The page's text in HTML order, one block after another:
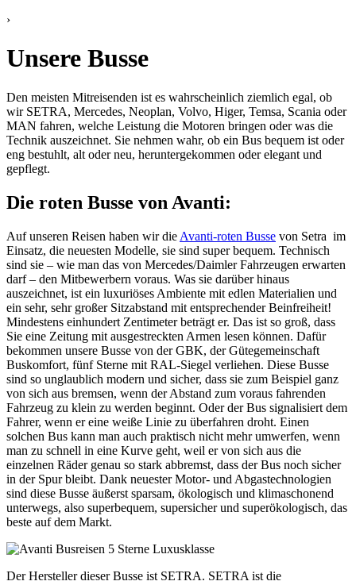
›
Unsere Busse
Den meisten Mitreisenden ist es wahrscheinlich ziemlich egal, ob
wir SETRA, Mercedes, Neoplan, Volvo, Higer, Temsa, Scania oder
MAN fahren, welche Leistung die Motoren bringen oder was die
Technik auszeichnet. Sie nehmen wahr, ob ein Bus bequem ist oder
eng bestuhlt, alt oder neu, heruntergekommen oder elegant und
gepflegt.
Die roten Busse von Avanti:
Auf unseren Reisen haben wir die Avanti-roten Busse von Setra im
Einsatz, die neuesten Modelle, sie sind super bequem. Technisch
sind sie – wie man das von Mercedes/Daimler Fahrzeugen erwarten
darf – den Mitbewerbern voraus. Was sie darüber hinaus
auszeichnet, ist ein luxuriöses Ambiente mit edlen Materialien und
ein sehr, sehr großer Sitzabstand mit entsprechender Beinfreiheit!
Mindestens einhundert Zentimeter beträgt er. Das ist so groß, dass
Sie eine Zeitung mit ausgestreckten Armen lesen können. Dafür
bekommen unsere Busse von der GBK, der Gütegemeinschaft
Buskomfort, fünf Sterne mit RAL-Siegel verliehen. Diese Busse
sind so unglaublich modern und sicher, dass sie zum Beispiel ganz
von sich aus bremsen, wenn der Abstand zum voraus fahrenden
Fahrzeug zu klein zu werden beginnt. Oder der Bus signalisiert dem
Fahrer, wenn er eine weiße Linie zu überfahren droht. Einen
solchen Bus kann man auch praktisch nicht mehr umwerfen, wenn
man zu schnell in eine Kurve geht, weil er von sich aus die
einzelnen Räder genau so stark abbremst, dass der Bus noch sicher
in der Spur bleibt. Dank neuester Motor- und Abgastechnologien
sind diese Busse äußerst sparsam, ökologisch und klimaschonend
unterwegs, also superbequem, supersicher und superökologisch, das
beste auf dem Markt.
Der Hersteller dieser Busse ist SETRA. SETRA ist die